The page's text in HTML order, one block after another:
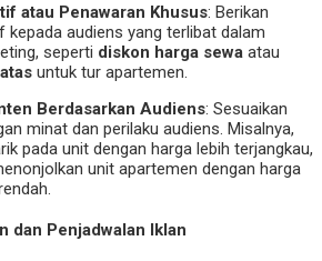
atau Penawaran Khusus: Berikan
kepada audiens yang terlibat dalam
seperti diskon harga sewa atau
untuk tur apartemen.
Berdasarkan Audiens: Sesuaikan
minat dan perilaku audiens. Misalnya,
pada unit dengan harga lebih terjangkau,
unit apartemen dengan harga
dan Penjadwalan Iklan